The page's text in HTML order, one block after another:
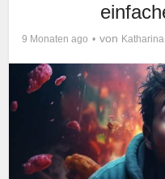
9 Monaten ago von